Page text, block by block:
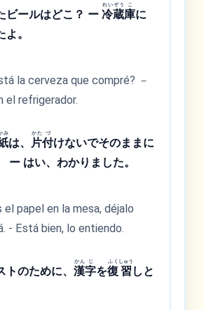
ビールはどこ？ ー冷
れい
蔵
ぞう
庫
こ
に
。
la cerveza que compré? －
el refrigerador.
み
は、 片
かた
付
づ
けないでそのままに
ー はい、わかりました。
el papel en la mesa, déjalo
- Está bien, lo entiendo.
トのために、漢
かん
字
じ
を復
ふく
習
しゅう
しと